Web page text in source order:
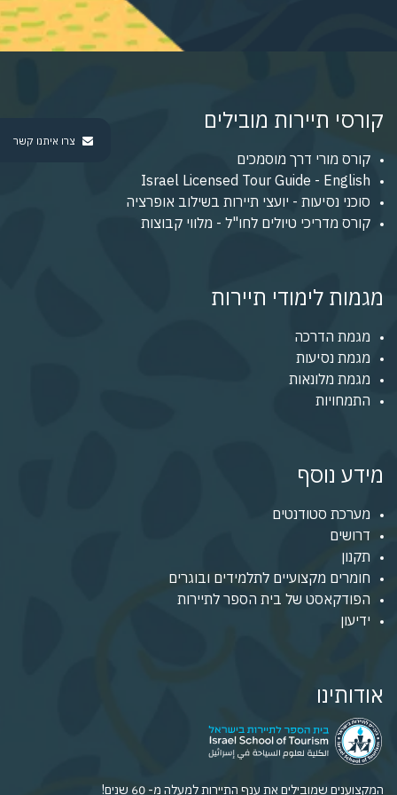
צרו איתנו קשר
קורסי תיירות מובילים
קורס מורי דרך מוסמכים
Israel Licensed Tour Guide - English
סוכני נסיעות - יועצי תיירות בשילוב אופרציה
קורס מדריכי טיולים לחו"ל - מלווי קבוצות
מגמות לימודי תיירות
מגמת הדרכה
מגמת נסיעות
מגמת מלונאות
התמחויות
מידע נוסף
מערכת סטודנטים
דרושים
תקנון
חומרים מקצועיים לתלמידים ובוגרים
הפודקאסט של בית הספר לתיירות
ידיעון
אודותינו
המקצוענים שמובילים את ענף התיירות למעלה מ- 60 שנים!